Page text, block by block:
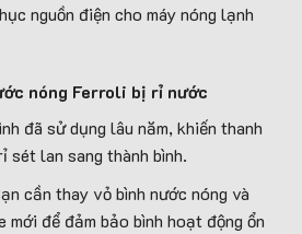
nguồn điện cho máy nóng lạnh
nóng Ferroli bị rỉ nước
đã sử dụng lâu năm, khiến thanh
sét lan sang thành bình.
cần thay vỏ bình nước nóng và
mới để đảm bảo bình hoạt động ổn